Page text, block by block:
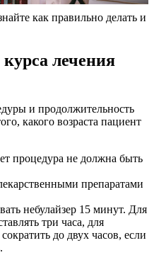
как правильно делать и
лечения
и продолжительность
какого возраста пациент
процедура не должна быть
препаратами
небулайзер 15 минут. Для
три часа, для
до двух часов, если